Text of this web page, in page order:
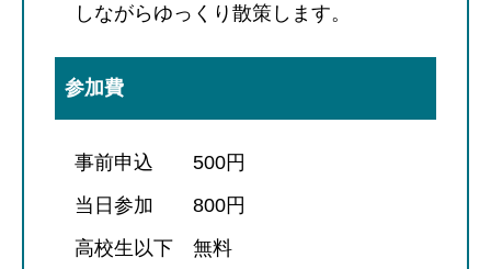
しながらゆっくり散策します。
参加費
事前申込 500円
当日参加 800円
高校生以下 無料